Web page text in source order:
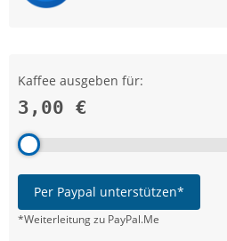
Kaffee ausgeben für:
3,00 €
Per Paypal unterstützen*
*Weiterleitung zu PayPal.Me